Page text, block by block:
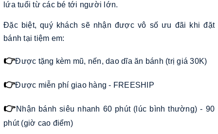
lứa tuổi từ các bé tới người lớn.
Đặc biệt, quý khách sẽ nhận được vô số ưu đãi khi đặt
bánh tại tiệm em:
👉Được tặng kèm mũ, nến, dao dĩa ăn bánh (trị giá 30K)
👉Được miễn phí giao hàng - FREESHIP
👉Nhận bánh siêu nhanh 60 phút (lúc bình thường) - 90
phút (giờ cao điểm)